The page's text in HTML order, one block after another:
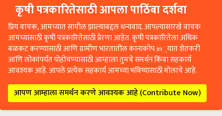
कृषी पत्रकारितेसाठी आपला पाठिंबा दर्शवा
प्रिय वाचक, आमच्यात सामील झाल्याबद्दल धन्यवाद. आपल्यासारखे वाचक
आमच्यासाठी कृषी पत्रकारितेसाठी प्रेरणा आहेत. कृषी पत्रकारितेला अधिक
बळकट करण्यासाठी आणि ग्रामीण भारतातील कानाकोप in्यात शेतकरी
आणि लोकांपर्यंत पोहोचण्यासाठी आम्हाला तुमचे समर्थन किंवा सहकार्य
आवश्यक आहे. आपले प्रत्येक सहकार्य आमच्या भविष्यासाठी मोलाचे आहे.
आपण आम्हाला समर्थन करणे आवश्यक आहे (Contribute Now)